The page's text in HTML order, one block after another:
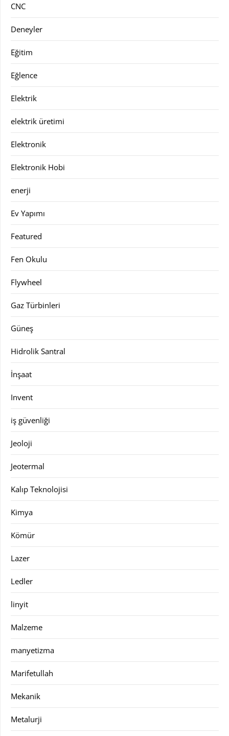
CNC
Deneyler
Eğitim
Eğlence
Elektrik
elektrik üretimi
Elektronik
Elektronik Hobi
enerji
Ev Yapımı
Featured
Fen Okulu
Flywheel
Gaz Türbinleri
Güneş
Hidrolik Santral
İnşaat
Invent
iş güvenliği
Jeoloji
Jeotermal
Kalıp Teknolojisi
Kimya
Kömür
Lazer
Ledler
linyit
Malzeme
manyetizma
Marifetullah
Mekanik
Metalurji